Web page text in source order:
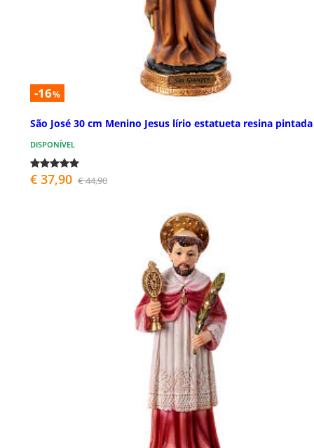
-16%
São José 30 cm Menino Jesus lírio estatueta resina pintada
DISPONÍVEL
€ 37,90 € 44,90